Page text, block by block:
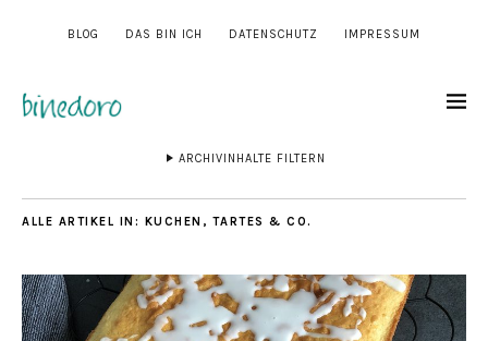
BLOG DAS BIN ICH DATENSCHUTZ IMPRESSUM
ARCHIVINHALTE FILTERN
ALLE ARTIKEL IN: KUCHEN, TARTES & CO.